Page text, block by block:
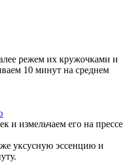
режем их кружочками и
10 минут на среднем
и измельчаем его на прессе
уксусную эссенцию и